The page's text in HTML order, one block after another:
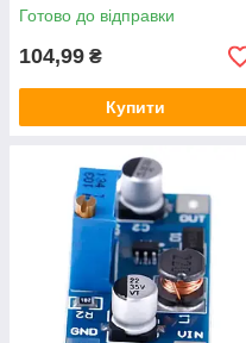
Готово до відправки
104,99 ₴
Купити